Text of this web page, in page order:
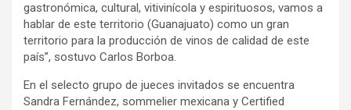
gastronómica, cultural, vitivinícola y espirituosos, vamos a
hablar de este territorio (Guanajuato) como un gran
territorio para la producción de vinos de calidad de este
país”, sostuvo Carlos Borboa.
En el selecto grupo de jueces invitados se encuentra
Sandra Fernández, sommelier mexicana y Certified